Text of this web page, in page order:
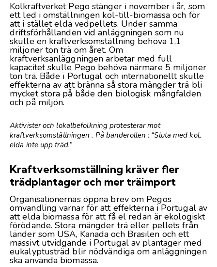
Kolkraftverket Pego stänger i november i år, som
ett led i omställningen kol-till-biomassa och för
att i stället elda vedpellets. Under samma
driftsförhållanden vid anläggningen som nu
skulle en kraftverksomställning behöva 1,1
miljoner ton trä om året. Om
kraftverksanläggningen arbetar med full
kapacitet skulle Pego behöva närmare 5 miljoner
ton trä. Både i Portugal och internationellt skulle
effekterna av att bränna så stora mängder trä bli
mycket stora på både den biologisk mångfalden
och på miljön.
Aktivister och lokalbefolkning protesterar mot
kraftverksomställningen . På banderollen : “Sluta med kol,
elda inte upp träd.”
Kraftverksomställning kräver fler
trädplantager och mer träimport
Organisationernas öppna brev om Pegos
omvandling varnar för att effekterna i Portugal av
att elda biomassa för att få el redan är ekologiskt
förödande. Stora mängder trä eller pellets från
länder som USA, Kanada och Brasilen och ett
massivt utvidgande i Portugal av plantager med
eukalyptusträd blir nödvändiga om anläggningen
ska använda biomassa.